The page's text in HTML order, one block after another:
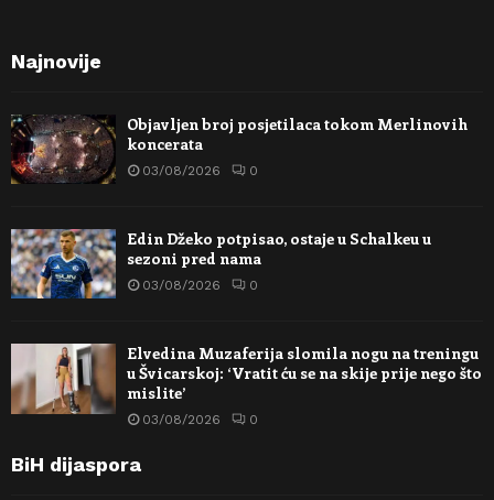
Najnovije
Objavljen broj posjetilaca tokom Merlinovih
koncerata
03/08/2026 0
Edin Džeko potpisao, ostaje u Schalkeu u
sezoni pred nama
03/08/2026 0
Elvedina Muzaferija slomila nogu na treningu
u Švicarskoj: ‘Vratit ću se na skije prije nego što
mislite’
03/08/2026 0
BiH dijaspora